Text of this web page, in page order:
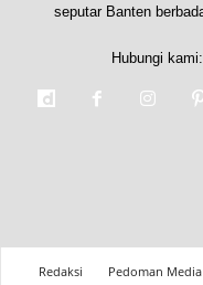
seputar Banten
Hubungi kami:
Redaksi Pedoman